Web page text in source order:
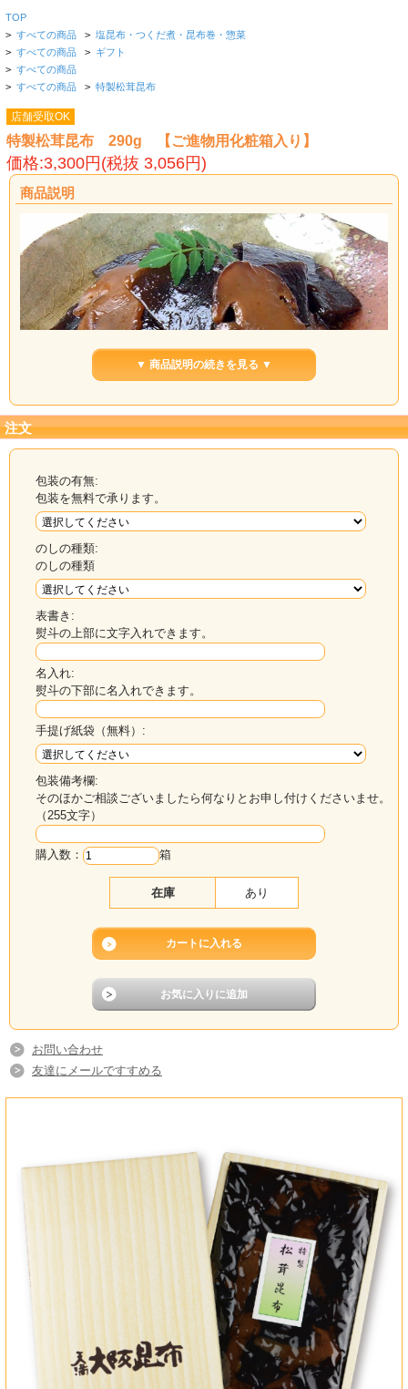
TOP
> すべての商品 > 塩昆布・つくだ煮・昆布巻・惣菜
> すべての商品 > ギフト
> すべての商品
> すべての商品 > 特製松茸昆布
店舗受取OK
特製松茸昆布 290g 【ご進物用化粧箱入り】
価格:3,300円(税抜 3,056円)
商品説明
特製松茸昆布 290g【ご進物用化粧箱入り】
松茸の香りが贅沢な一品です。お茶うけやあったかご飯のおともにおすすめで
ご進物用にのし包装も承っております。ご希望の方は通信欄にご記入ください。
▼ 商品説明の続きを見る ▼
注文
包装の有無:
包装を無料で承ります。
のしの種類:
のしの種類
表書き:
熨斗の上部に文字入れできます。
名入れ:
熨斗の下部に名入れできます。
手提げ紙袋（無料）:
包装備考欄:
そのほかご相談ございましたら何なりとお申し付けくださいませ。
（255文字）
購入数： 箱
在庫 あり
お問い合わせ
友達にメールですすめる